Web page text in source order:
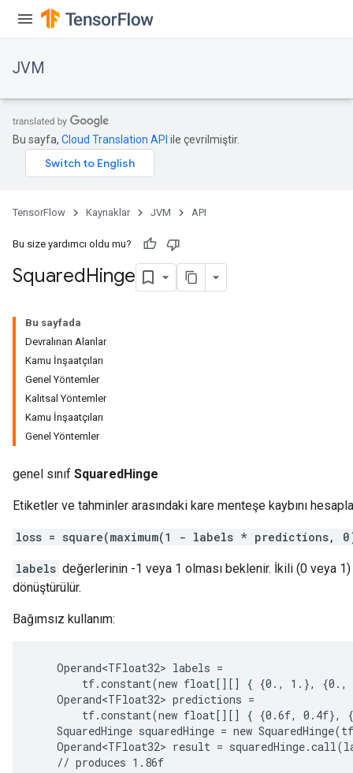
JVM
Bu sayfa, Cloud Translation API ile çevrilmiştir.
TensorFlow Kaynaklar JVM API
Bu size yardımcı oldu mu?
SquaredHinge
Bu sayfada
Devralınan Alanlar
Kamu İnşaatçıları
Genel Yöntemler
Kalıtsal Yöntemler
Kamu İnşaatçıları
Genel Yöntemler
genel sınıf SquaredHinge
Etiketler ve tahminler arasındaki kare menteşe kaybını
loss = square(maximum(1 - labels * predictions,
labels değerlerinin -1 veya 1 olması beklenir. İkili (0 veya
dönüştürülür.
Bağımsız kullanım:
    Operand<TFloat32> labels =
tf.constant(new float[][] { {0., 1.}, {0.,
    Operand<TFloat32> predictions =
tf.constant(new float[][] { {0.6f, 0.4f},
SquaredHinge squaredHinge = new
Operand<TFloat32> result =
    // produces 1.86f